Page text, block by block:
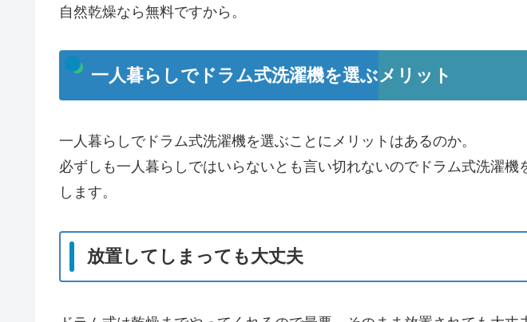
自然乾燥なら無料ですから。
一人暮らしでドラム式洗濯機を選ぶメリット
一人暮らしでドラム式洗濯機を選ぶことにメリットはあるのか。
必ずしも一人暮らしではいらないとも言い切れないのでドラム式洗濯機
します。
放置してしまっても大丈夫